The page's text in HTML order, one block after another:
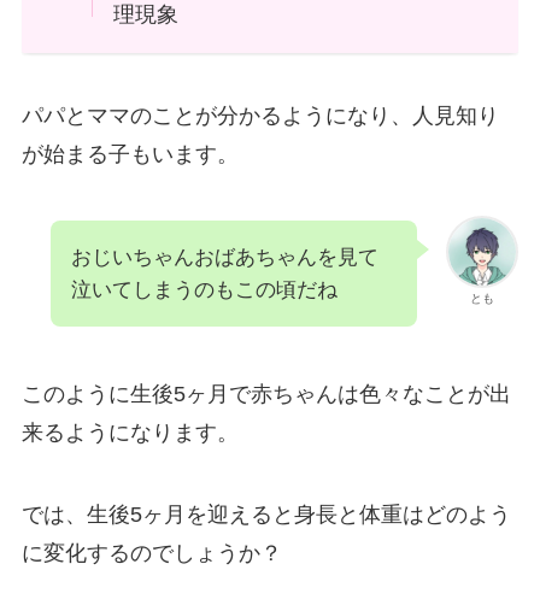
理現象
パパとママのことが分かるようになり、人見知り
が始まる子もいます。
とも
おじいちゃんおばあちゃんを見て
泣いてしまうのもこの頃だね
このように生後5ヶ月で赤ちゃんは色々なことが出
来るようになります。
では、生後5ヶ月を迎えると身長と体重はどのよう
に変化するのでしょうか？